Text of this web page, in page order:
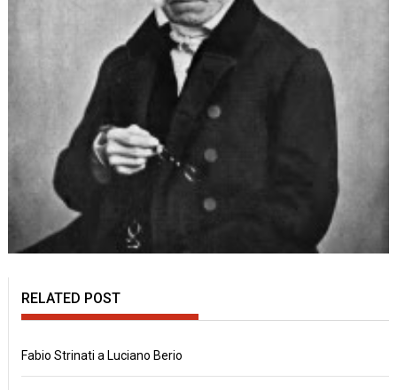
RELATED POST
Fabio Strinati a Luciano Berio